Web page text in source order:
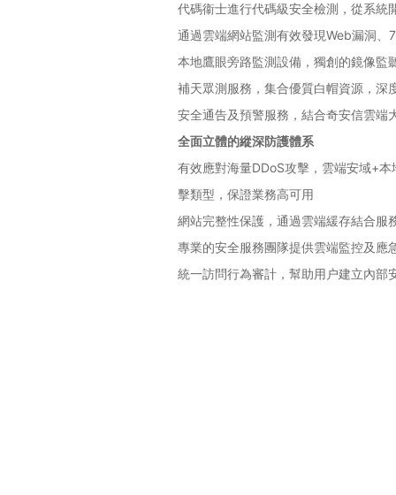
代碼衞士進行代碼級安全檢測，從系統
通過雲端網站監測有效發現Web漏洞
本地鷹眼旁路監測設備，獨創的鏡像監
補天眾測服務，集合優質白帽資源，深
安全通告及預警服務，結合奇安信雲端
全面立體的縱深防護體系
有效應對海量DDoS攻擊，雲端安域+
擊類型，保證業務高可用
網站完整性保護，通過雲端緩存結合服
專業的安全服務團隊提供雲端監控及應
統一訪問行為審計，幫助用户建立內部